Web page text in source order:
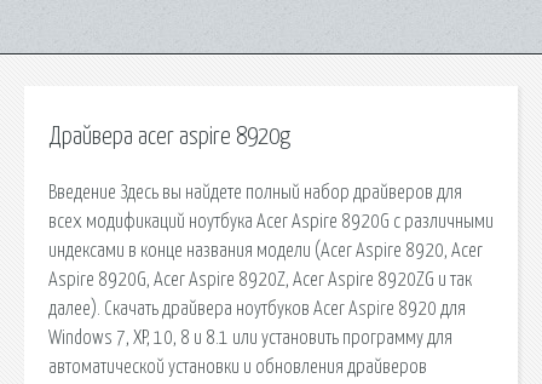
Драйвера acer aspire 8920g
Введение Здесь вы найдете полный набор драйверов для
всех модификаций ноутбука Acer Aspire 8920G с различными
индексами в конце названия модели (Acer Aspire 8920, Acer
Aspire 8920G, Acer Aspire 8920Z, Acer Aspire 8920ZG и так
далее). Скачать драйвера ноутбуков Acer Aspire 8920 для
Windows 7, XP, 10, 8 и 8.1 или установить программу для
автоматической установки и обновления драйверов